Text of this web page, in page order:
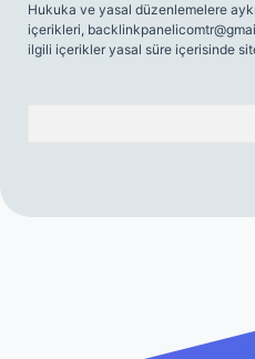
Hukuka ve yasal düzenlemelere
içerikleri,
ilgili içerikler yasal süre içerisinde